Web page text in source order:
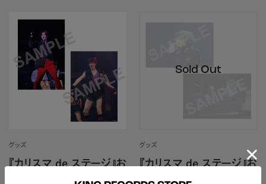
グッズ
『カリスマ de ステージ』お
グッズ
『カリスマ de ステージ』お